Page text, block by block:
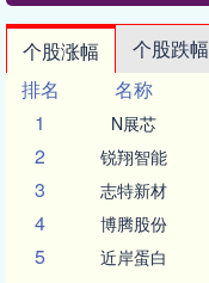
个股涨幅 个股跌幅
排名
名称
1
N展芯
2 锐翔智能
3 志特新材
4 博腾股份
5 近岸蛋白